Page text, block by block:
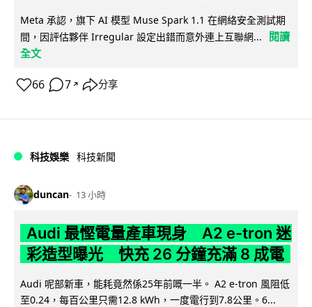
Meta 承認，旗下 AI 模型 Muse Spark 1.1 在網絡安全測試期
間，因評估夥伴 Irregular 設定出錯而意外連上互聯網...
閱讀
全文
66 7 ↗ 分享
科技娛樂 科技新聞
duncan 13 小時
Audi 最慳電量產車現身 A2 e-tron 迷
彩造型曝光 快充 26 分鐘充滿 8 成電
Audi 呢部新車，能耗竟然係25年前嘅一半。 A2 e-tron 風阻低
至0.24，每百公里只需12.8 kWh，一度電行到7.8公里。6...